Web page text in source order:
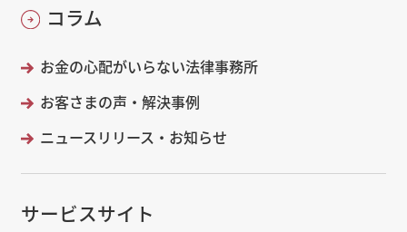
コラム
お金の心配がいらない法律事務所
お客さまの声・解決事例
ニュースリリース・お知らせ
サービスサイト